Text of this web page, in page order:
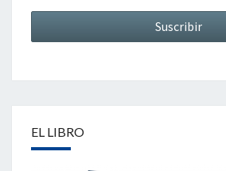
EL LIBRO